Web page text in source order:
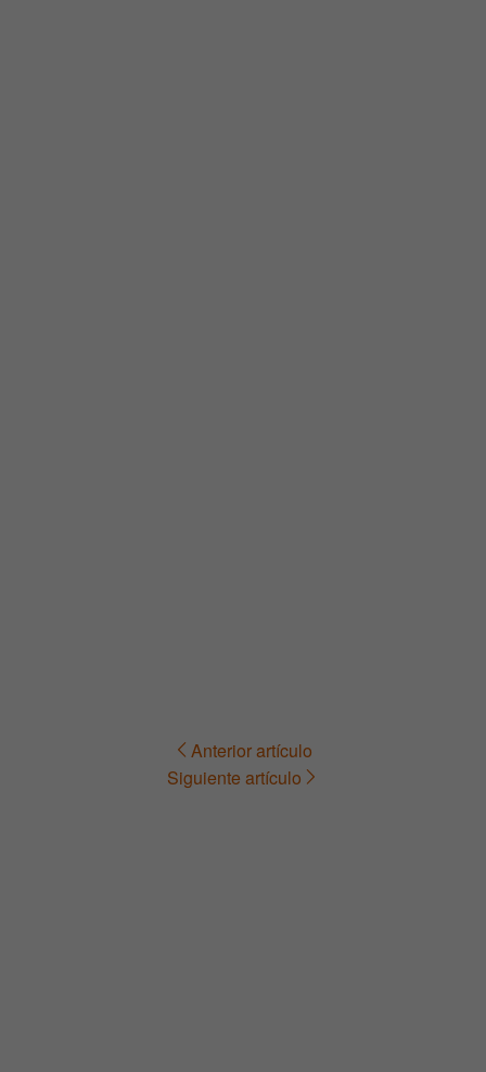
Navegación Anterior artículo
Siguiente artículo